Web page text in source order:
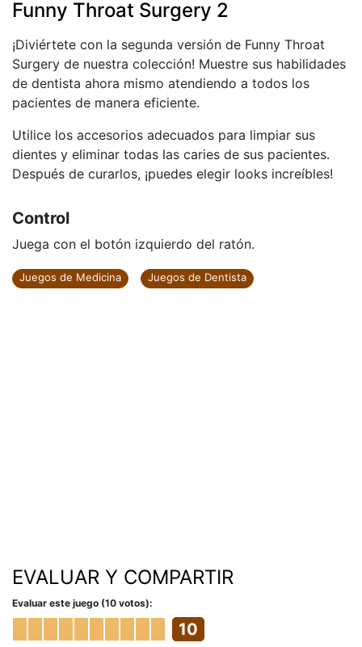
Funny Throat Surgery 2
¡Diviértete con la segunda versión de Funny Throat
Surgery de nuestra colección! Muestre sus habilidades
de dentista ahora mismo atendiendo a todos los
pacientes de manera eficiente.
Utilice los accesorios adecuados para limpiar sus
dientes y eliminar todas las caries de sus pacientes.
Después de curarlos, ¡puedes elegir looks increíbles!
Control
Juega con el botón izquierdo del ratón.
Juegos de Medicina Juegos de Dentista
EVALUAR Y COMPARTIR
Evaluar este juego (10 votos):
10